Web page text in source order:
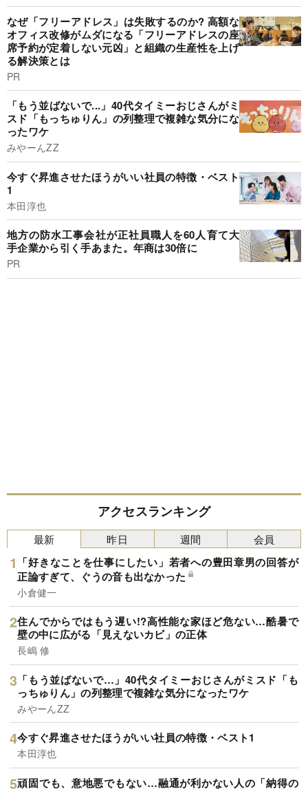
なぜ「フリーアドレス」は失敗するのか? 高額な
オフィス改修がムダになる「フリーアドレスの座
席予約が定着しない元凶」と組織の生産性を上げ
る解決策とは
PR
「もう並ばないで...」40代タイミーおじさんがミ
スド「もっちゅりん」の列整理で複雑な気分にな
ったワケ
みやーんZZ
今すぐ昇進させたほうがいい社員の特徴・ベスト
1
本田淳也
地方の防水工事会社が正社員職人を60人育て大
手企業から引く手あまた。年商は30倍に
PR
アクセスランキング
最新
「好きなことを仕事にしたい」若者への豊田章男の回答が
正論すぎて、ぐうの音も出なかった
小倉健一
住んでからではもう遅い!?高性能な家ほど危ない…酷暑で
壁の中に広がる「見えないカビ」の正体
長嶋 修
「もう並ばないで…」40代タイミーおじさんがミスド「も
っちゅりん」の列整理で複雑な気分になったワケ
みやーんZZ
今すぐ昇進させたほうがいい社員の特徴・ベスト1
本田淳也
頑固でも、意地悪でもない…融通が利かない人の「納得の
昨日 週間 会員